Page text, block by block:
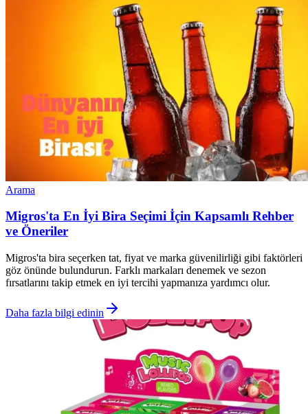
Arama
Migros'ta En İyi Bira Seçimi İçin Kapsamlı Rehber
ve Öneriler
Migros'ta bira seçerken tat, fiyat ve marka güvenilirliği gibi faktörleri
göz önünde bulundurun. Farklı markaları denemek ve sezon
fırsatlarını takip etmek en iyi tercihi yapmanıza yardımcı olur.
Daha fazla bilgi edinin